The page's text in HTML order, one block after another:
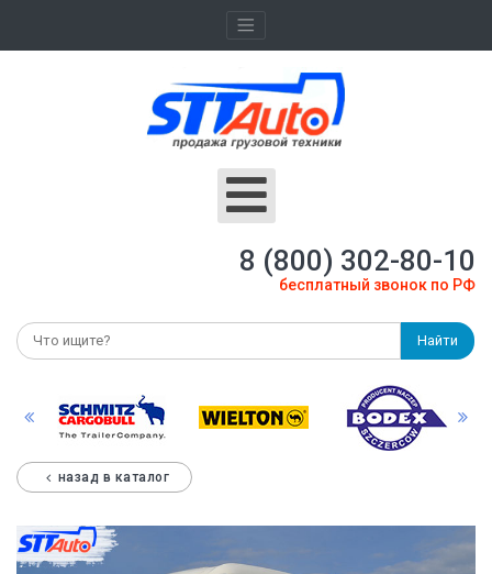
8 (800) 302-80-10
бесплатный звонок по РФ
Найти
назад в каталог